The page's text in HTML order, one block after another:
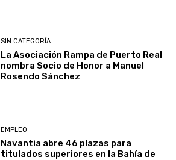
SIN CATEGORÍA
La Asociación Rampa de Puerto Real
nombra Socio de Honor a Manuel
Rosendo Sánchez
EMPLEO
Navantia abre 46 plazas para
titulados superiores en la Bahía de